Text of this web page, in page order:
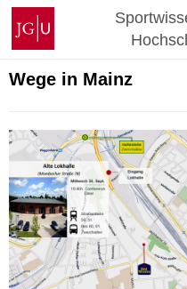
Zum
Inhalt
springen
Johannes
Gutenberg-
Universität
Mainz
Wege in Mainz